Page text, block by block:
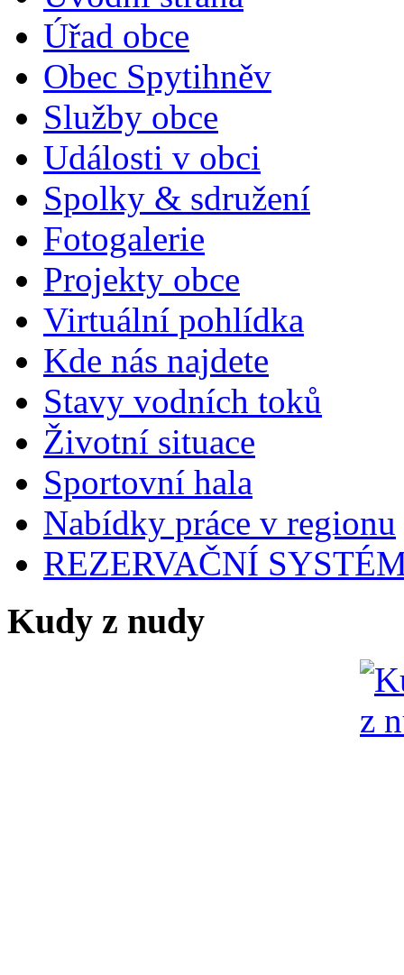
Úřad obce
Obec Spytihněv
Služby obce
Události v obci
Spolky & sdružení
Fotogalerie
Projekty obce
Virtuální pohlídka
Kde nás najdete
Stavy vodních toků
Životní situace
Sportovní hala
Nabídky práce v regionu
REZERVAČNÍ
Kudy z nudy